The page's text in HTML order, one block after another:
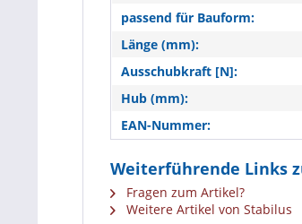
passend für Bauform:
Länge (mm):
Ausschubkraft [N]:
Hub (mm):
EAN-Nummer:
Weiterführende Links
Fragen zum Artikel?
Weitere Artikel von Stabilus